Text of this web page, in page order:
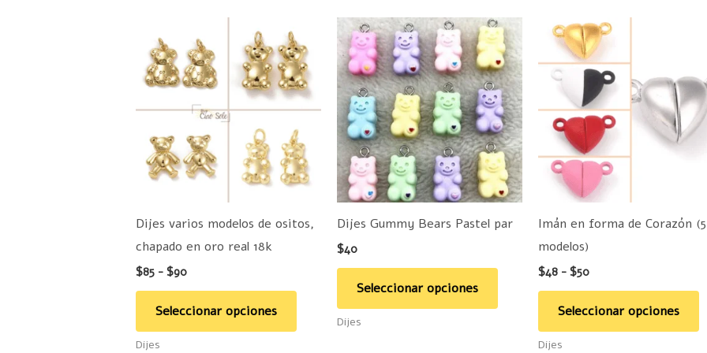
Dijes varios modelos de ositos,
chapado en oro real 18k
$85 - $90
de
precios:
desde
$85
hasta
$90
Seleccionar opciones
producto
tiene
múltiples
variantes.
Las
opciones
se
elegir
Dijes
Dijes Gummy Bears Pastel par
$40
Seleccionar opciones
Este
producto
tiene
múltiples
variantes.
Las
opciones
se
elegir
producto
Dijes
Imán en forma de Corazón (5
modelos)
$48 - $50
Rango
de
precios:
desde
$48
hasta
$50
Seleccionar opciones
Dijes